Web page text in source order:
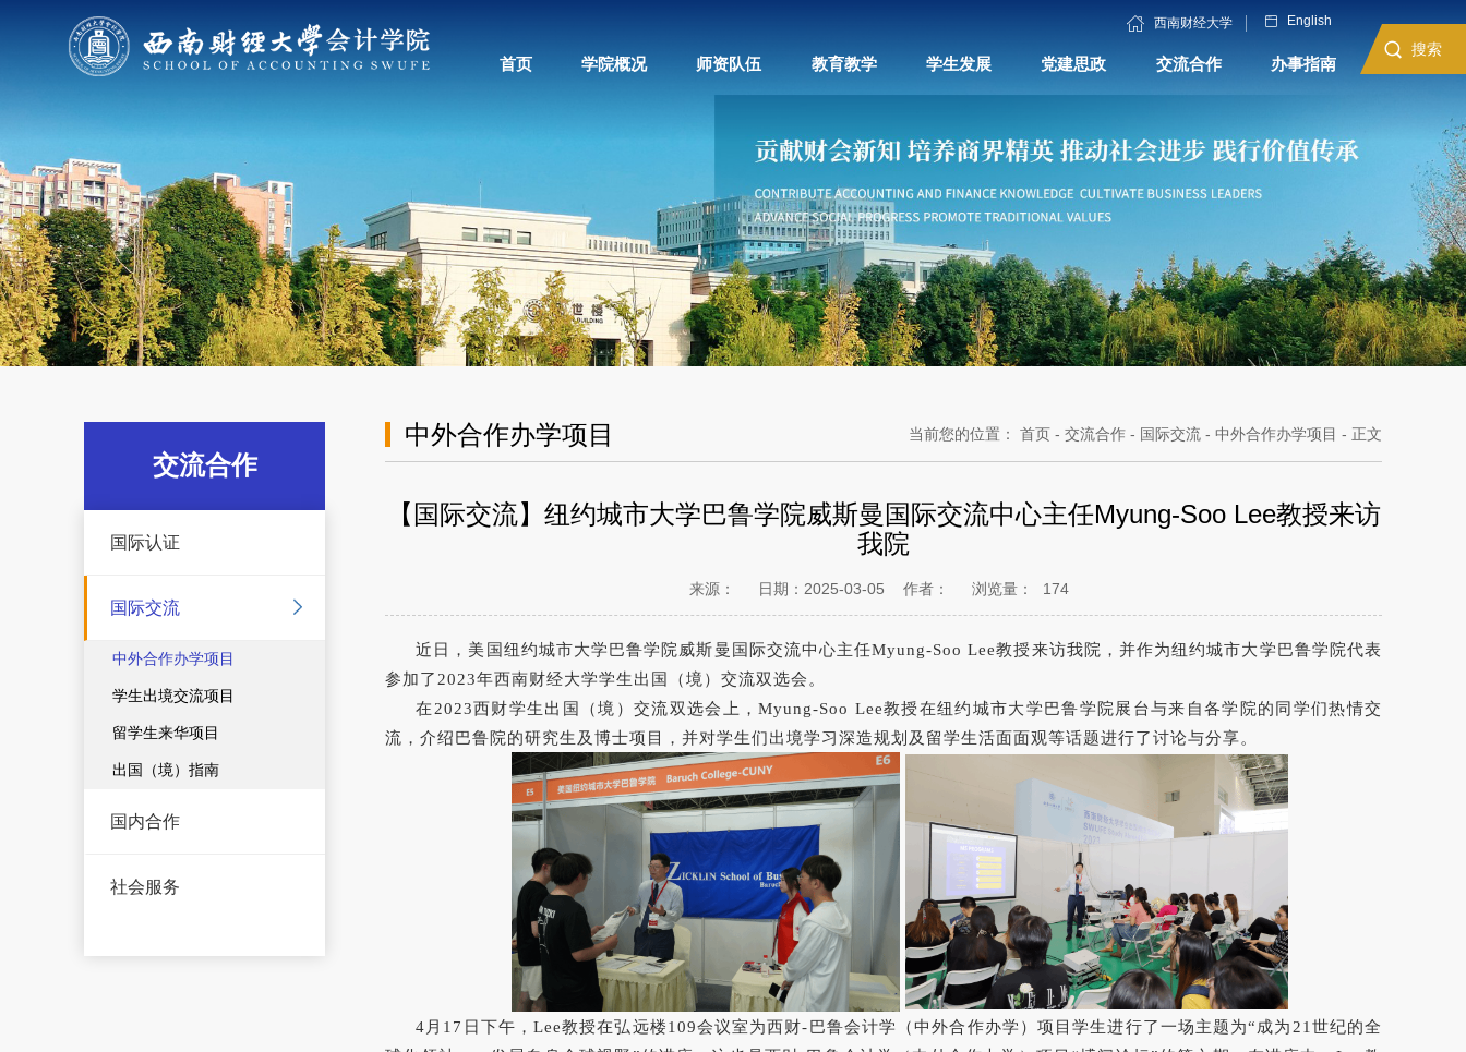
西南财经大学 English
首页 学院概况 师资队伍 教育教学 学生发展 党建思政 交流合作 办事指南
搜索
交流合作
国际认证
国际交流
中外合作办学项目
学生出境交流项目
留学生来华项目
出国（境）指南
国内合作
社会服务
中外合作办学项目 当前您的位置： 首页 - 交流合作 - 国际交流 - 中外合作办学项目 - 正文
【国际交流】纽约城市大学巴鲁学院威斯曼国际交流中心主任Myung-Soo Lee教授来访
我院
来源： 日期：2025-03-05 作者： 浏览量： 174
近日，美国纽约城市大学巴鲁学院威斯曼国际交流中心主任Myung-Soo Lee教授来访我院，并作为纽约城市大学巴鲁学院代表
参加了2023年西南财经大学学生出国（境）交流双选会。
在2023西财学生出国（境）交流双选会上，Myung-Soo Lee教授在纽约城市大学巴鲁学院展台与来自各学院的同学们热情交
流，介绍巴鲁院的研究生及博士项目，并对学生们出境学习深造规划及留学生活面面观等话题进行了讨论与分享。
4 月17日下午，Lee教授在弘远楼109会议室为西财-巴鲁会计学（中外合作办学）项目学生进行了一场主题为“成为21世纪的全